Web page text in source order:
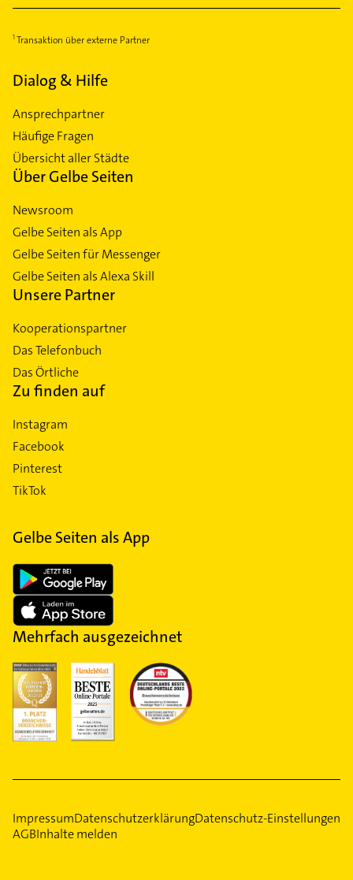
Transaktion über externe Partner
Dialog & Hilfe
Ansprechpartner
Häufige Fragen
Übersicht aller Städte
Über Gelbe Seiten
Newsroom
Gelbe Seiten als App
Gelbe Seiten für Messenger
Gelbe Seiten als Alexa Skill
Unsere Partner
Kooperationspartner
Das Telefonbuch
Das Örtliche
Zu finden auf
Instagram
Facebook
Pinterest
TikTok
Gelbe Seiten als App
Mehrfach ausgezeichnet
ImpressumDatenschutzerklärungDatenschutz-Einstellungen
AGBInhalte melden